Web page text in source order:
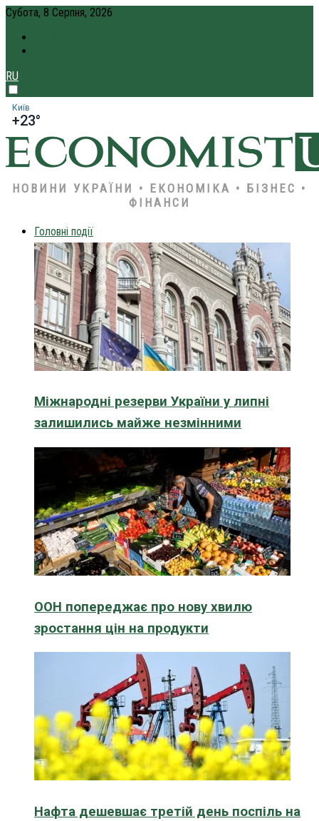
Субота, 8 Серпня, 2026
RU
Київ
+23°
НОВИНИ УКРАЇНИ • ЕКОНОМІКА • БІЗНЕС •
ФІНАНСИ
Головні події
Міжнародні резерви України у липні
залишились майже незмінними
ООН попереджає про нову хвилю
зростання цін на продукти
Нафта дешевшає третій день поспіль на